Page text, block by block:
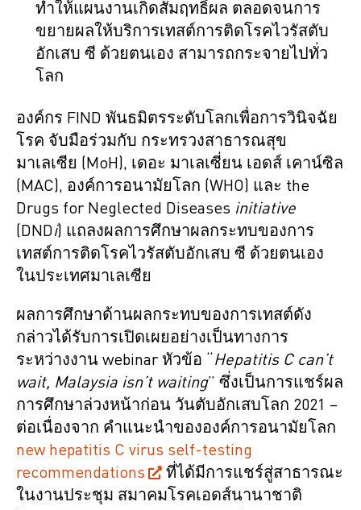
ทำให้แผนงานเกิดสัมฤทธิ์ผล ตลอดจนการ
ขยายผลให้บริการเทสต์การติดโรคไวรัสตับ
อักเสบ ซี ด้วยตนเอง สามารถกระจายไปทั่ว
โลก
องค์กร FIND พันธมิตรระดับโลกเพื่อการวินิจฉัย
โรค จับมือร่วมกับ กระทรวงสาธารณสุข
มาเลเซีย (MoH), เดอะ มาเลเซี่ยน เอดส์ เคาน์ซิล
(MAC), องค์การอนามัยโลก (WHO) และ the
Drugs for Neglected Diseases initiative
(DNDi) แถลงผลการศึกษาผลกระทบของการ
เทสต์การติดโรคไวรัสตับอักเสบ ซี ด้วยตนเอง
ในประเทศมาเลเซีย
ผลการศึกษาด้านผลกระทบของการเทสต์ดัง
กล่าวได้รับการเปิดเผยอย่างเป็นทางการ
ระหว่างงาน webinar หัวข้อ “ Hepatitis C can’t
wait, Malaysia isn’t waiting” ซึ่งเป็นการแชร์ผล
การศึกษาล่วงหน้าก่อน วันตับอักเสบโลก 2021 –
ต่อเนื่องจาก คำแนะนำขององค์การอนามัยโลก
new hepatitis C virus self-testing
recommendations
ที่ได้มีการแชร์สู่สาธารณะ
ในงานประชุม สมาคมโรคเอดส์นานาชาติ